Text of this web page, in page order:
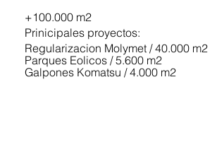
+100.000 m2
Prinicipales proyectos:
Regularizacion Molymet / 40.000 m2
Parques Eolicos / 5.600 m2
Galpones Komatsu / 4.000 m2